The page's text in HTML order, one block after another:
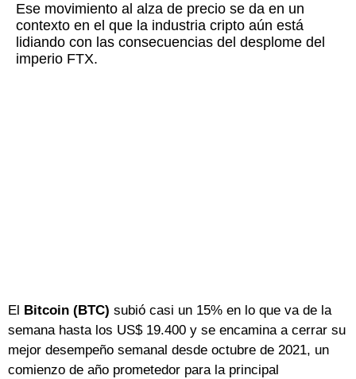
Ese movimiento al alza de precio se da en un
contexto en el que la industria cripto aún está
lidiando con las consecuencias del desplome del
imperio FTX.
El Bitcoin (BTC) subió casi un 15% en lo que va de la
semana hasta los US$ 19.400 y se encamina a cerrar su
mejor desempeño semanal desde octubre de 2021, un
comienzo de año prometedor para la principal